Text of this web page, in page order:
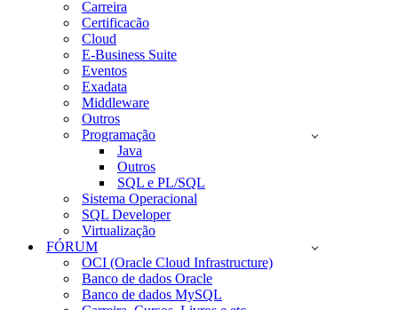
Carreira
Certificacão
Cloud
E-Business Suite
Eventos
Exadata
Middleware
Outros
Programação
Java
Outros
SQL e PL/SQL
Sistema Operacional
SQL Developer
Virtualização
FÓRUM
OCI (Oracle Cloud Infrastructure)
Banco de dados Oracle
Banco de dados MySQL